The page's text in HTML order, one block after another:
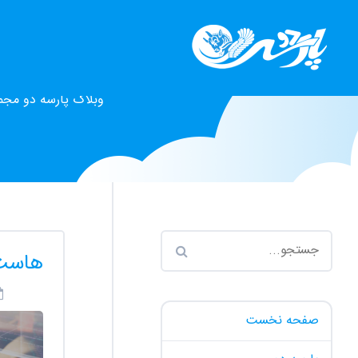
وبلاگ پارسه دو
صفحه نخست